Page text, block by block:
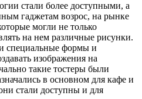
стали более доступными, а
гаджетам возрос, на рынке
могли не только
на нем различные рисунки.
специальные формы и
изображения на
такие тостеры были
в основном для кафе и
стали доступны и для